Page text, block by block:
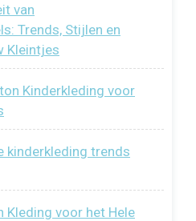
van
Trends, Stijlen en
Kleintjes
Kinderkleding voor
kinderkleding trends
Kleding voor het Hele